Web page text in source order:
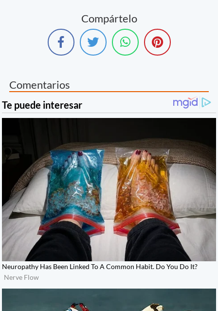
Compártelo
Comentarios